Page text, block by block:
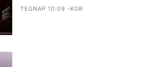
TEGNAP 10:09 -KOR